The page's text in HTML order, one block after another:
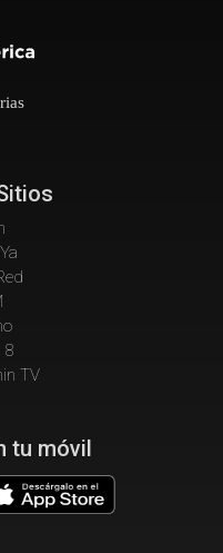
8
TV
tu móvil